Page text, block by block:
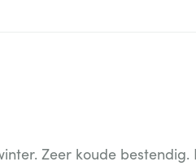
Zeer koude bestendig.